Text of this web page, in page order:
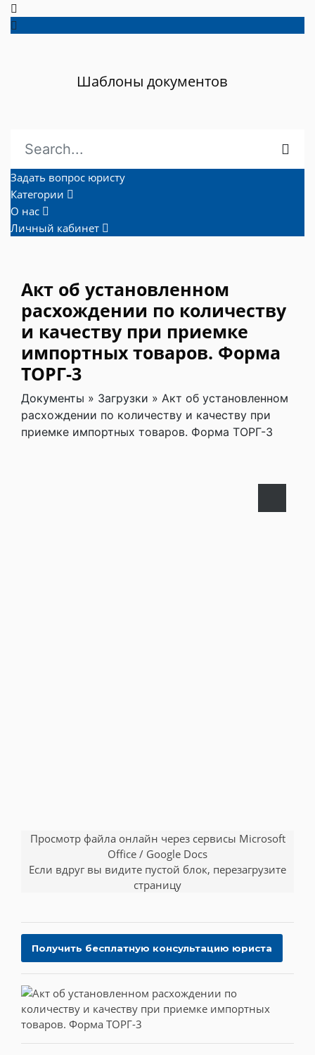
Шаблоны документов
Задать вопрос юристу
Категории
О нас
Личный кабинет
Акт об установленном
расхождении по количеству
и качеству при приемке
импортных товаров. Форма
ТОРГ-3
Документы » Загрузки » Акт об установленном
расхождении по количеству и качеству при
приемке импортных товаров. Форма ТОРГ-3
Просмотр файла онлайн через сервисы Microsoft
Office / Google Docs
Если вдруг вы видите пустой блок, перезагрузите
страницу